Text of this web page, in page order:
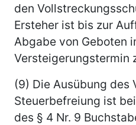
den
Ersteher ist bis zur
Abgabe von Geboten
Versteigerungstermin
(9) Die Ausübung des
Steuerbefreiung ist
des § 4 Nr. 9